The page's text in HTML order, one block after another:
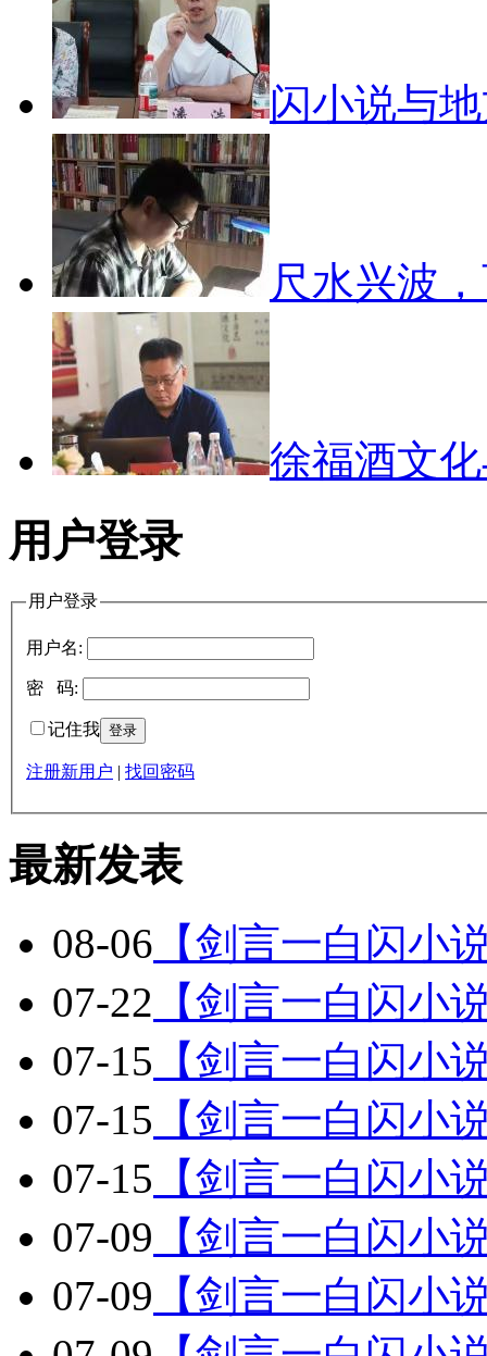
闪小说与
尺水兴波
徐福酒文
用户登录
用户登录
用户名:
密 码:
记住我
注册新用户 | 找回密码
最新发表
08-06 【剑言一白闪小
07-22 【剑言一白闪小
07-15 【剑言一白闪小
07-15 【剑言一白闪小
07-15 【剑言一白闪小
07-09 【剑言一白闪小
07-09 【剑言一白闪小